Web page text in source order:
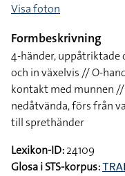
Visa foton
Formbeskrivning
4-händer, uppåtriktade
och in växelvis // O-
kontakt med munnen
nedåtvända, förs från
till sprethänder
Lexikon-ID:24109
Glosa i STS-korpus: